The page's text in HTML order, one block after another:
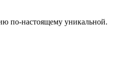
по-настоящему уникальной.